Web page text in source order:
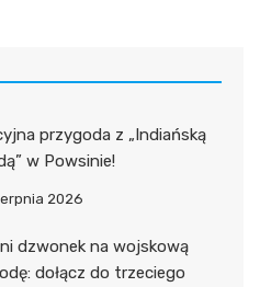
przygoda z „Indiańską
w Powsinie!
2026
dzwonek na wojskową
dołącz do trzeciego